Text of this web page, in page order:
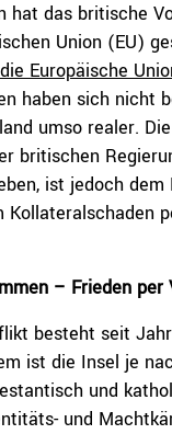
hat das britische
Union (EU)
Europäische
haben sich nicht
umso realer.
britischen
ist jedoch
Kollateralschaden
– Frieden per
besteht seit
ist die Insel je
und
und